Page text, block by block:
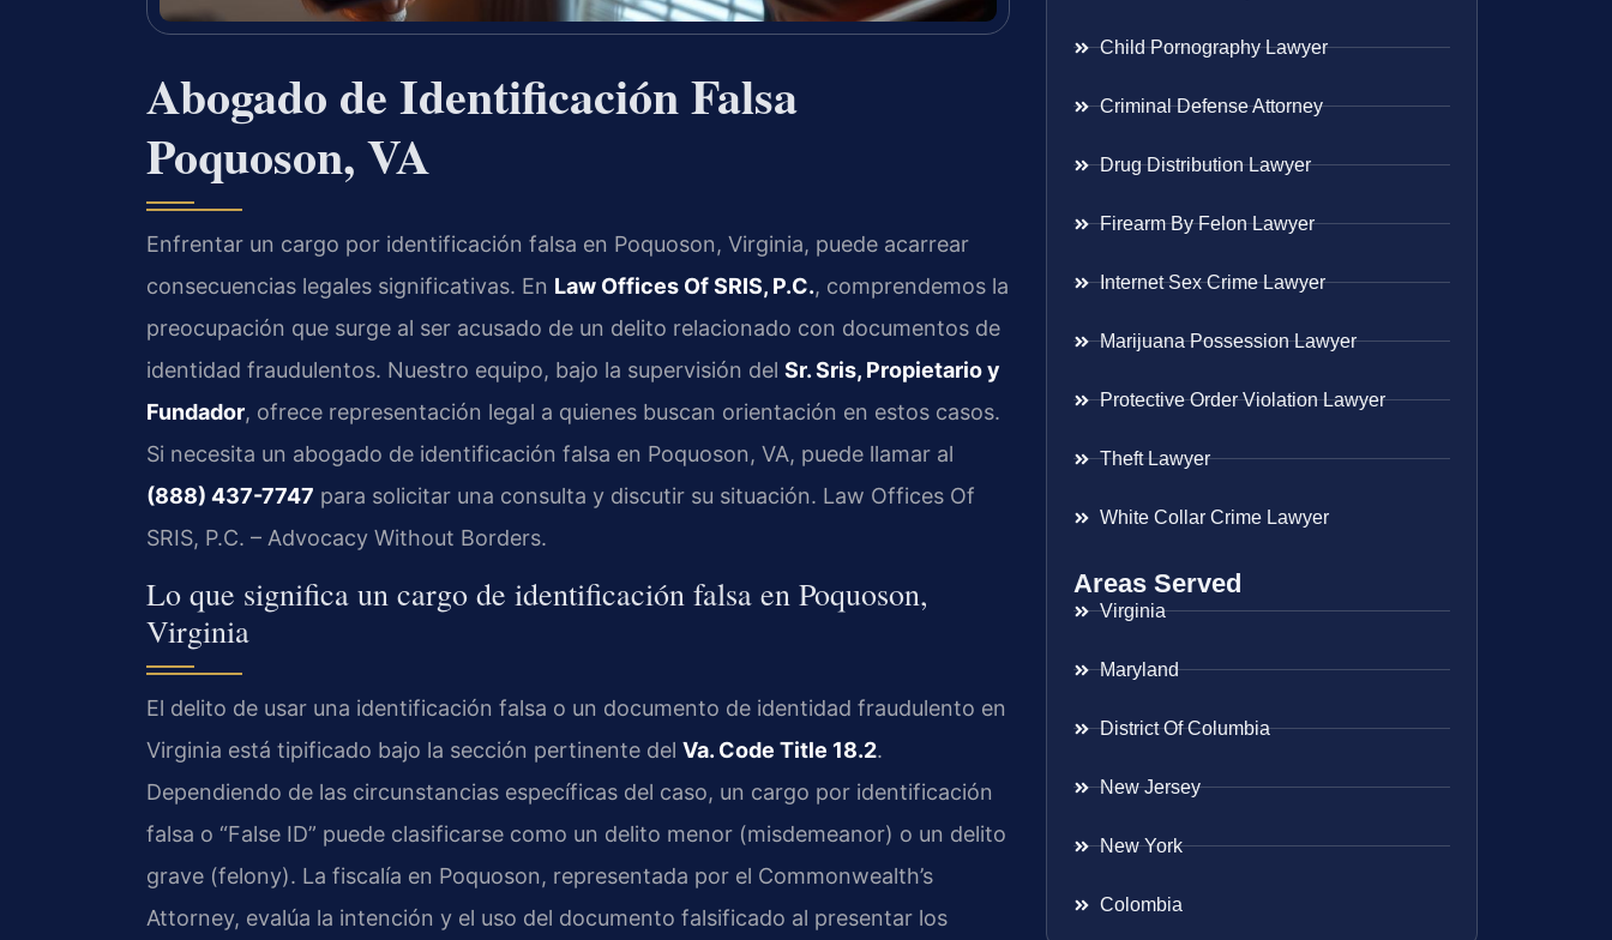
Abogado de Identificación Falsa
Poquoson, VA
Enfrentar un cargo por identificación falsa en Poquoson, Virginia, puede acarrear
consecuencias legales significativas. En Law Offices Of SRIS, P.C., comprendemos la
preocupación que surge al ser acusado de un delito relacionado con documentos de
identidad fraudulentos. Nuestro equipo, bajo la supervisión del Sr. Sris, Propietario y
Fundador, ofrece representación legal a quienes buscan orientación en estos casos.
Si necesita un abogado de identificación falsa en Poquoson, VA, puede llamar al
(888) 437-7747 para solicitar una consulta y discutir su situación. Law Offices Of
SRIS, P.C. – Advocacy Without Borders.
Lo que significa un cargo de identificación falsa en Poquoson,
Virginia
El delito de usar una identificación falsa o un documento de identidad fraudulento en
Virginia está tipificado bajo la sección pertinente del Va. Code Title 18.2.
Dependiendo de las circunstancias específicas del caso, un cargo por identificación
falsa o “False ID” puede clasificarse como un delito menor (misdemeanor) o un delito
grave (felony). La fiscalía en Poquoson, representada por el Commonwealth’s
Attorney, evalúa la intención y el uso del documento falsificado al presentar los
Child Pornography Lawyer
Criminal Defense Attorney
Drug Distribution Lawyer
Firearm By Felon Lawyer
Internet Sex Crime Lawyer
Marijuana Possession Lawyer
Protective Order Violation Lawyer
Theft Lawyer
White Collar Crime Lawyer
Areas Served
Virginia
Maryland
District Of Columbia
New Jersey
New York
Colombia